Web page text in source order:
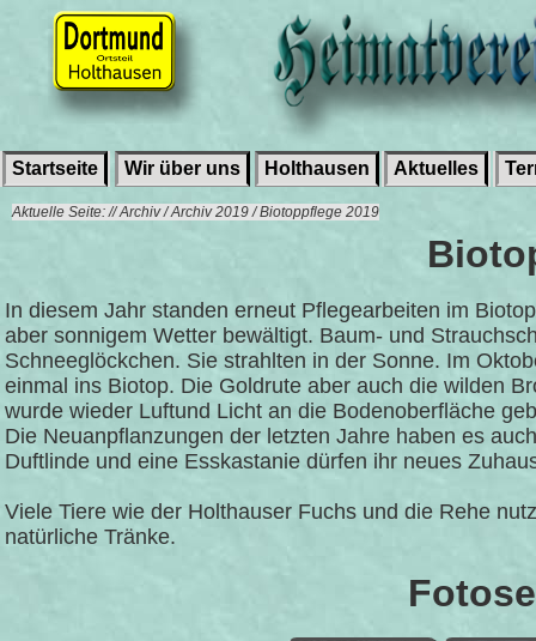
Startseite Wir über uns Holthausen Aktuelles
Aktuelle Seite: // Archiv / Archiv 2019 / Biotoppflege 2019
In diesem Jahr standen erneut Pflegearbeiten im
aber sonnigem Wetter bewältigt. Baum- und
Schneeglöckchen. Sie strahlten in der Sonne. Im
einmal ins Biotop. Die Goldrute aber auch die wilden
wurde wieder Luftund Licht an die Bodenoberfläche
Die Neuanpflanzungen der letzten Jahre haben es
Duftlinde und eine Esskastanie dürfen ihr neues
Viele Tiere wie der Holthauser Fuchs und die Rehe
natürliche Tränke.